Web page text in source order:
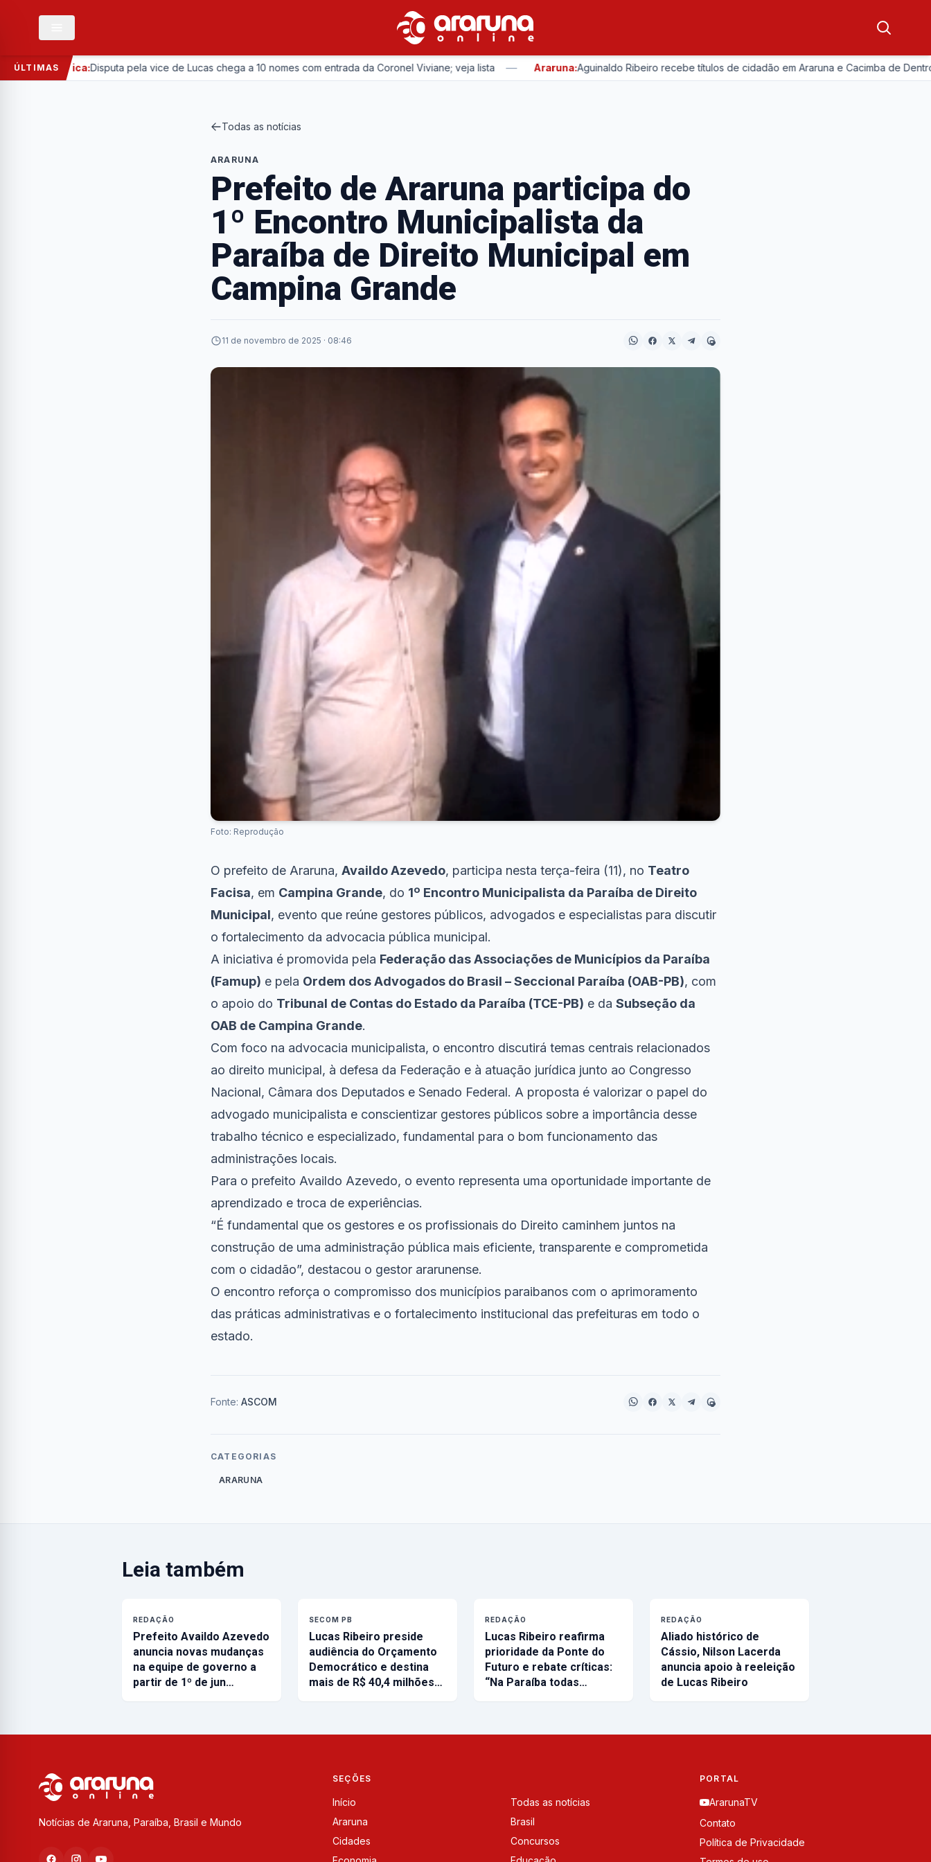
ÚLTIMAS
Política: Disputa pela vice de Lucas chega a 10 nomes com entrada da Coronel Viviane; veja lista — Araruna:Aguinaldo Ribeiro recebe títulos de cidadão em Araruna e Cacimba de Dentro —
Todas as notícias
ARARUNA
Prefeito de Araruna participa do
1º Encontro Municipalista da
Paraíba de Direito Municipal em
Campina Grande
11 de novembro de 2025 · 08:46
Foto: Reprodução
O prefeito de Araruna, Availdo Azevedo, participa nesta terça-feira (11), no Teatro
Facisa, em Campina Grande, do 1º Encontro Municipalista da Paraíba de Direito
Municipal, evento que reúne gestores públicos, advogados e especialistas para discutir
o fortalecimento da advocacia pública municipal.
A iniciativa é promovida pela Federação das Associações de Municípios da Paraíba
(Famup) e pela Ordem dos Advogados do Brasil – Seccional Paraíba (OAB-PB), com
o apoio do Tribunal de Contas do Estado da Paraíba (TCE-PB) e da Subseção da
OAB de Campina Grande.
Com foco na advocacia municipalista, o encontro discutirá temas centrais relacionados
ao direito municipal, à defesa da Federação e à atuação jurídica junto ao Congresso
Nacional, Câmara dos Deputados e Senado Federal. A proposta é valorizar o papel do
advogado municipalista e conscientizar gestores públicos sobre a importância desse
trabalho técnico e especializado, fundamental para o bom funcionamento das
administrações locais.
Para o prefeito Availdo Azevedo, o evento representa uma oportunidade importante de
aprendizado e troca de experiências.
“É fundamental que os gestores e os profissionais do Direito caminhem juntos na
construção de uma administração pública mais eficiente, transparente e comprometida
com o cidadão”, destacou o gestor ararunense.
O encontro reforça o compromisso dos municípios paraibanos com o aprimoramento
das práticas administrativas e o fortalecimento institucional das prefeituras em todo o
estado.
Fonte: ASCOM
CATEGORIAS
ARARUNA
Leia também
REDAÇÃO
Prefeito Availdo Azevedo
anuncia novas mudanças
na equipe de governo a
partir de 1º de jun…
SECOM PB
Lucas Ribeiro preside
audiência do Orçamento
Democrático e destina
mais de R$ 40,4 milhões…
REDAÇÃO
Lucas Ribeiro reafirma
prioridade da Ponte do
Futuro e rebate críticas:
“Na Paraíba todas…
REDAÇÃO
Aliado histórico de
Cássio, Nilson Lacerda
anuncia apoio à reeleição
de Lucas Ribeiro
Notícias de Araruna, Paraíba, Brasil e Mundo
SEÇÕES
Início
Todas as notícias
Araruna
Brasil
Cidades
Concursos
PORTAL
ArarunaTV
Contato
Política de Privacidade